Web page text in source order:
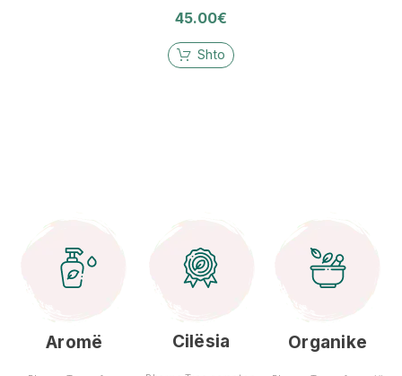
45.00€
Shto
Aromë Cilësia Organike